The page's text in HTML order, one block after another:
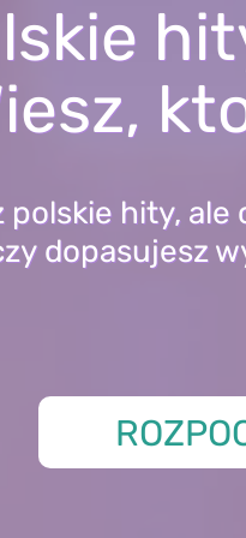
hity, ale
dopasujesz